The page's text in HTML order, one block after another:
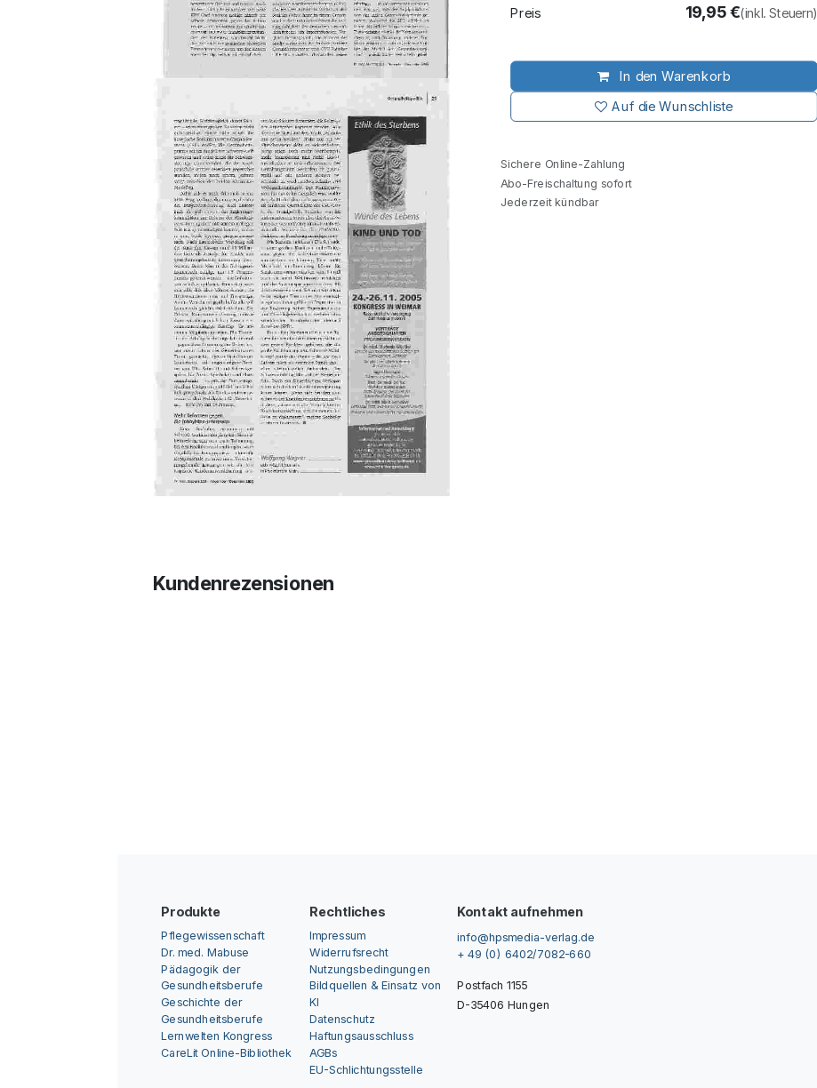
In den Warenkorb
Auf die Wunschliste
Preis 19,95€(inkl. Steuern)
Sichere Online-Zahlung
Abo-Freischaltung sofort
Jederzeit kündbar
Kundenrezensionen
Produkte
Pflegewissenschaft
Dr. med. Mabuse
Pädagogik der
Gesundheitsberufe
Geschichte der
Gesundheitsberufe
Lernwelten Kongress
CareLit Online-Bibliothek
Rechtliches
Impressum
Widerrufsrecht
Nutzungsbedingungen
Bildquellen & Einsatz von
KI
Datenschutz
Haftungsausschluss
AGBs
EU-Schlichtungsstelle
Kontakt aufnehmen
info@hpsmedia-verlag.de
+ 49 (0) 6402/7082-660
Postfach 1155
D-35406 Hungen